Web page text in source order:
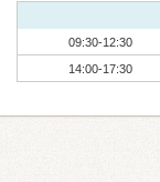
09:30-12:30
14:00-17:30